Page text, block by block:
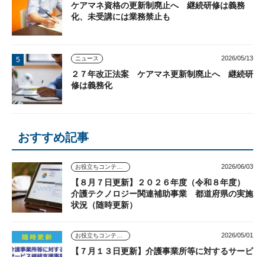
ケアマネ資格の更新制廃止へ 継続研修は義務
化、未受講には業務禁止も
ニュース 2026/05/13
２７年改正法案 ケアマネ更新制廃止へ 継続研
修は義務化
おすすめ記事
2026/06/03
【８月７日更新】２０２６年度（令和８年度）
介護テクノロジー関連補助事業 都道府県の実施
状況（随時更新）
2026/05/01
【７月１３日更新】介護事業所等に対するサービ